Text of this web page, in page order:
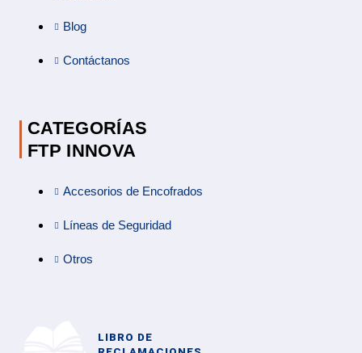
Blog
Contáctanos
CATEGORÍAS
FTP INNOVA
Accesorios de Encofrados
Líneas de Seguridad
Otros
LIBRO DE